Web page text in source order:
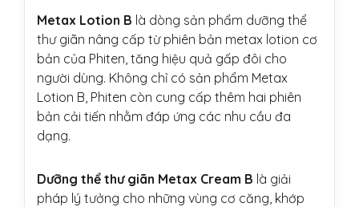
Metax Lotion B là dòng sản phẩm dưỡng thể
thư giãn nâng cấp từ phiên bản metax lotion cơ
bản của Phiten, tăng hiệu quả gấp đôi cho
người dùng. Không chỉ có sản phẩm Metax
Lotion B, Phiten còn cung cấp thêm hai phiên
bản cải tiến nhằm đáp ứng các nhu cầu đa
dạng.
Dưỡng thể thư giãn Metax Cream B là giải
pháp lý tưởng cho những vùng cơ căng, khớp